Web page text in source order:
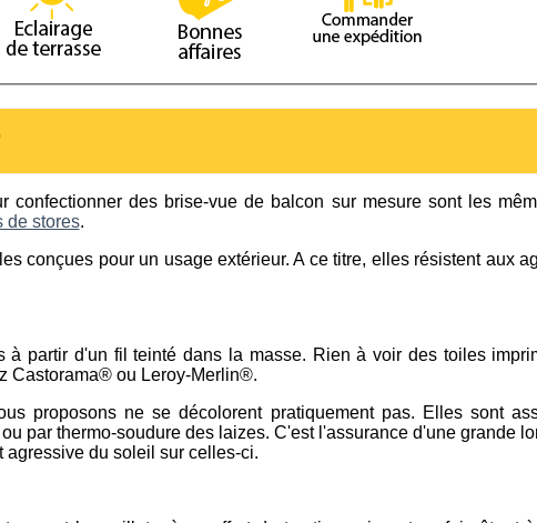
confectionner des brise-vue de balcon sur mesure sont les
de stores.
conçues pour un usage extérieur. A ce titre, elles résistent aux
partir d'un fil teinté dans la masse. Rien à voir des toiles
Castorama® ou Leroy-Merlin®.
proposons ne se décolorent pratiquement pas. Elles sont
par thermo-soudure des laizes. C'est l'assurance d'une grande
agressive du soleil sur celles-ci.